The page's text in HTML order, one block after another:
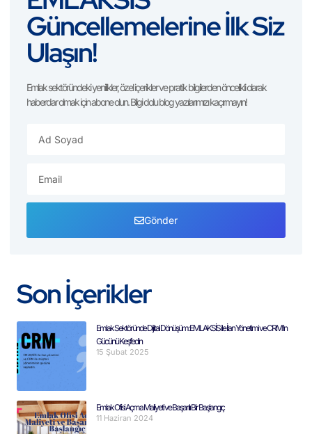
Güncellemelerine İlk Siz
Ulaşın!
Emlak sektöründeki yenilikler, özel içerikler ve pratik bilgilerden öncelikli olarak
haberdar olmak için abone olun. Bilgi dolu blog yazılarımızı kaçırmayın!
Gönder
Son İçerikler
Emlak Sektöründe Dijital Dönüşüm: EMLAKSİS ile İlan Yönetimi ve CRM’in
Gücünü Keşfedin
15 Şubat 2025
Emlak Ofisi Açma Maliyeti ve Başarılı Bir Başlangıç
11 Haziran 2024